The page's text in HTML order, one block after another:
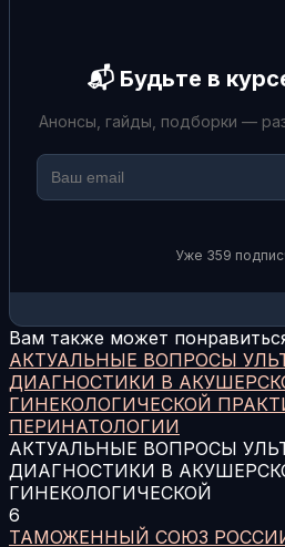
📬 Будьте в
Анонсы, гайды, подборки —
Уже 359
Вам также может
АКТУАЛЬНЫЕ ВОПРОСЫ
ДИАГНОСТИКИ В
ГИНЕКОЛОГИЧЕСКОЙ
ПЕРИНАТОЛОГИИ
АКТУАЛЬНЫЕ ВОПРОСЫ
ДИАГНОСТИКИ В
ГИНЕКОЛОГИЧЕСКОЙ
6
ТАМОЖЕННЫЙ СОЮЗ